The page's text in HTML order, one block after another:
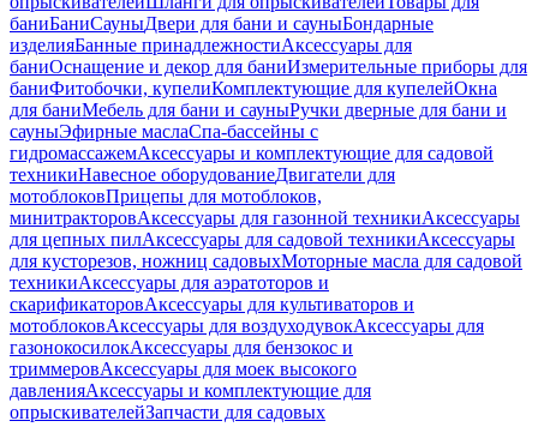
баниБаниСауныДвери для бани и сауныБондарные
изделияБанные принадлежностиАксессуары для
баниОснащение и декор для баниИзмерительные приборы для
баниФитобочки, купелиКомплектующие для купелейОкна
для баниМебель для бани и сауныРучки дверные для бани и
сауныЭфирные маслаСпа-бассейны с
гидромассажемАксессуары и комплектующие для садовой
техникиНавесное оборудованиеДвигатели для
мотоблоковПрицепы для мотоблоков,
минитракторовАксессуары для газонной техникиАксессуары
для цепных пилАксессуары для садовой техникиАксессуары
для кусторезов, ножниц садовыхМоторные масла для садовой
техникиАксессуары для аэратоторов и
скарификаторовАксессуары для культиваторов и
мотоблоковАксессуары для воздуходувокАксессуары для
газонокосилокАксессуары для бензокос и
триммеровАксессуары для моек высокого
давленияАксессуары и комплектующие для
опрыскивателейЗапчасти для садовых